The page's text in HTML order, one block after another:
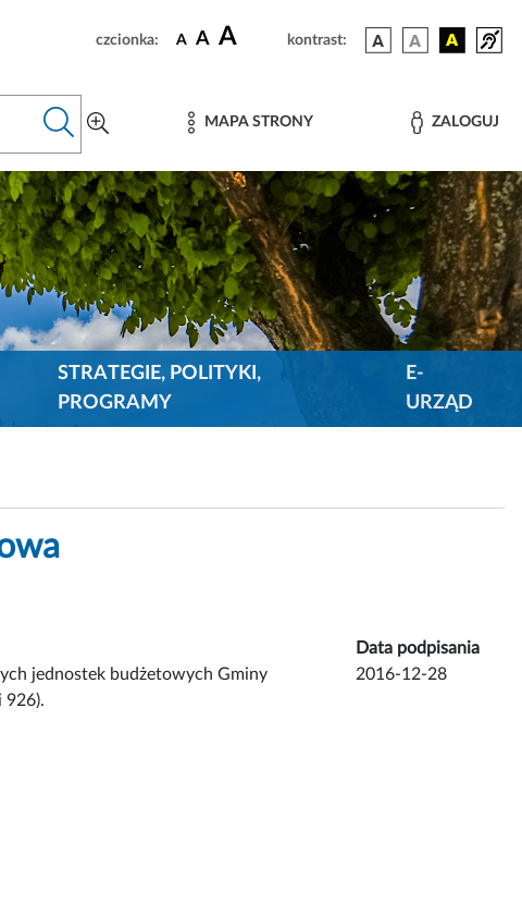
czcionka: A A A kontrast:
MAPA STRONY ZALOGUJ
STRATEGIE, POLITYKI,
PROGRAMY
E-
URZĄD
Data podpisania
jednostek budżetowych Gminy
926).
2016-12-28